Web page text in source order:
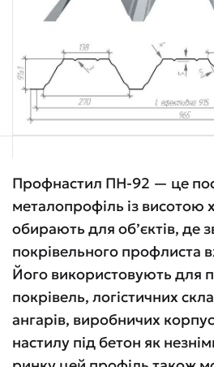
Профнастил ПН-92 — це
металопрофіль із висотою
обирають для об’єктів, де
покрівельного профлиста
Його використовують для
покрівель, логістичних
ангарів, виробничих
настилу під бетон як